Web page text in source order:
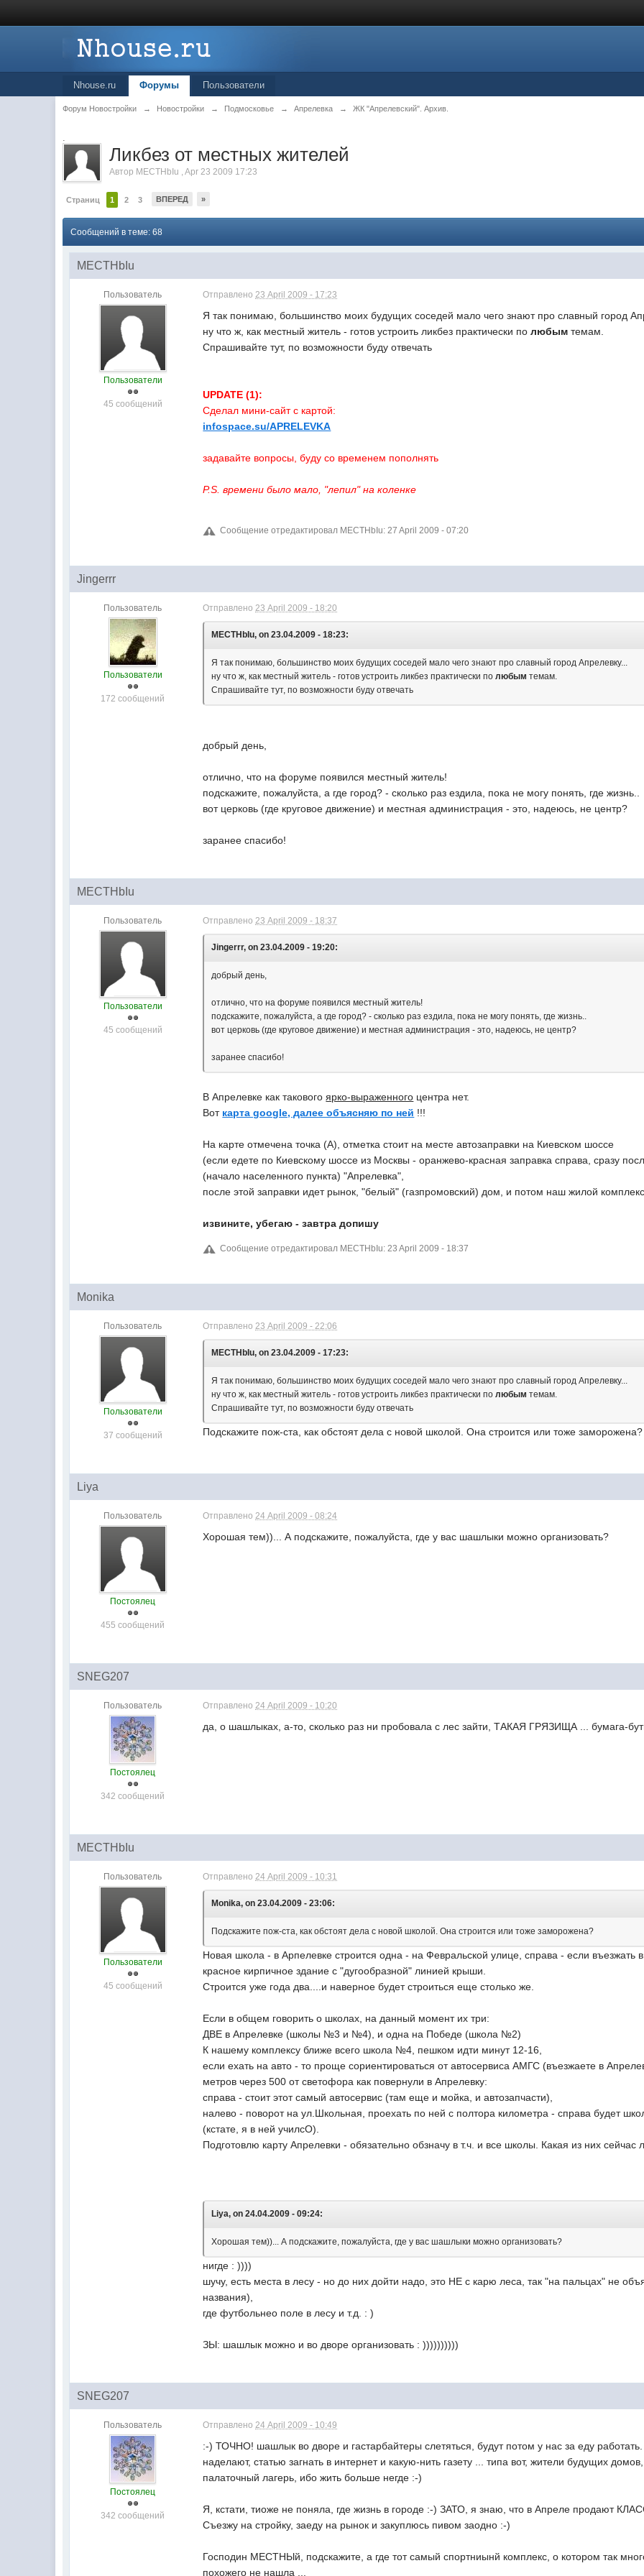
Nhouse.ru Форумы Пользователи
Форум Новостройки → Новостройки → Подмосковье → Апрелевка → ЖК "Апрелевский". Архив.
.
Ликбез от местных жителей
Автор MECTHbIu ,Apr 23 2009 17:23
Страниц 1 2 3 ВПЕРЕД »
Сообщений в теме: 68
MECTHbIu
Пользователь
Пользователи
45 сообщений
Отправлено23 April 2009 - 17:23
Я так понимаю, большинство моих будущих соседей мало чего знают про славный город
ну что ж, как местный житель - готов устроить ликбез практически полюбым темам.
Спрашивайте тут, по возможности буду отвечать
UPDATE (1):
Сделал мини-сайт с картой:
infospace.su/APRELEVKA
задавайте вопросы, буду со временем пополнять
P.S. времени было мало, "лепил" на коленке
Сообщение отредактировал MECTHbIu: 27 April 2009 - 07:20
Jingerrr
Пользователь
Пользователи
172 сообщений
Отправлено23 April 2009 - 18:20
MECTHbIu, on 23.04.2009 - 18:23:
Я так понимаю, большинство моих будущих соседей мало чего знают про славный город Апрелевку...
ну что ж, как местный житель - готов устроить ликбез практически полюбым темам.
Спрашивайте тут, по возможности буду отвечать
добрый день,
отлично, что на форуме появился местный житель!
подскажите, пожалуйста, а где город? - сколько раз ездила, пока не могу понять, где жизнь..
вот церковь (где круговое движение) и местная администрация - это, надеюсь, не центр?
заранее спасибо!
MECTHbIu
Пользователь
Пользователи
45 сообщений
Отправлено23 April 2009 - 18:37
Jingerrr, on 23.04.2009 - 19:20:
добрый день,
отлично, что на форуме появился местный житель!
подскажите, пожалуйста, а где город? - сколько раз ездила, пока не могу понять, где жизнь..
вот церковь (где круговое движение) и местная администрация - это, надеюсь, не центр?
заранее спасибо!
В Апрелевке как таковогоярко-выраженного центра нет.
Вот карта google, далее объясняю по ней !!!
На карте отмечена точка (A), отметка стоит на месте автозаправки на Киевском шоссе
(если едете по Киевскому шоссе из Москвы - оранжево-красная заправка справа, сразу
(начало населенного пункта) "Апрелевка",
после этой заправки идет рынок, "белый" (газпромовский) дом, и потом наш жилой
извините, убегаю - завтра допишу
Сообщение отредактировал MECTHbIu: 23 April 2009 - 18:37
Monika
Пользователь
Пользователи
37 сообщений
Отправлено23 April 2009 - 22:06
MECTHbIu, on 23.04.2009 - 17:23:
Я так понимаю, большинство моих будущих соседей мало чего знают про славный город Апрелевку...
ну что ж, как местный житель - готов устроить ликбез практически полюбым темам.
Спрашивайте тут, по возможности буду отвечать
Подскажите пож-ста, как обстоят дела с новой школой. Она строится или тоже заморожена?
Liya
Пользователь
Постоялец
455 сообщений
Отправлено24 April 2009 - 08:24
Хорошая тем))... А подскажите, пожалуйста, где у вас шашлыки можно организовать?
SNEG207
Пользователь
Постоялец
342 сообщений
Отправлено24 April 2009 - 10:20
да, о шашлыках, а-то, сколько раз ни пробовала с лес зайти, ТАКАЯ ГРЯЗИЩА ... бумага-
MECTHbIu
Пользователь
Пользователи
45 сообщений
Отправлено24 April 2009 - 10:31
Monika, on 23.04.2009 - 23:06:
Подскажите пож-ста, как обстоят дела с новой школой. Она строится или тоже заморожена?
Новая школа - в Арпелевке строится одна - на Февральской улице, справа - если
красное кирпичное здание с "дугообразной" линией крыши.
Строится уже года два....и наверное будет строиться еще столько же.
Если в общем говорить о школах, на данный момент их три:
ДВЕ в Апрелевке (школы №3 и №4), и одна на Победе (школа №2)
К нашему комплексу ближе всего школа №4, пешком идти минут 12-16,
если ехать на авто - то проще сориентироваться от автосервиса АМГС (въезжаете в
метров через 500 от светофора как повернули в Апрелевку:
справа - стоит этот самый автосервис (там еще и мойка, и автозапчасти),
налево - поворот на ул.Школьная, проехать по ней с полтора километра - справа будет
(кстате, я в ней училсО).
Подготовлю карту Апрелевки - обязательно обзначу в т.ч. и все школы. Какая из них
Liya, on 24.04.2009 - 09:24:
Хорошая тем))... А подскажите, пожалуйста, где у вас шашлыки можно организовать?
нигде : ))))
шучу, есть места в лесу - но до них дойти надо, это НЕ с карю леса, так "на пальцах" не
названия),
где футбольнео поле в лесу и т.д. : )
ЗЫ: шашлык можно и во дворе организовать : ))))))))))
SNEG207
Пользователь
Постоялец
342 сообщений
Отправлено24 April 2009 - 10:49
:-) ТОЧНО! шашлык во дворе и гастарбайтеры слетяться, будут потом у нас за еду
наделают, статью загнать в интернет и какую-нить газету ... типа вот, жители будущих
палаточный лагерь, ибо жить больше негде :-)
Я, кстати, тиоже не поняла, где жизнь в городе :-) ЗАТО, я знаю, что в Апреле продают
Съезжу на стройку, заеду на рынок и закуплюсь пивом заодно :-)
Господин МЕСТНЫй, подскажите, а где тот самый спортниынй комплекс, о котором так
похожего не нашла ...